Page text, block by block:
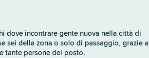
d
e
r
dove incontrare gente nuova nella città di
sei della zona o solo di passaggio, grazie a
tante persone del posto.